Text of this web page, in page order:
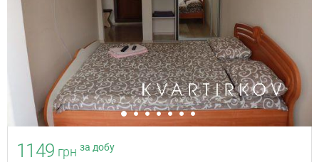
1149 грн за добу